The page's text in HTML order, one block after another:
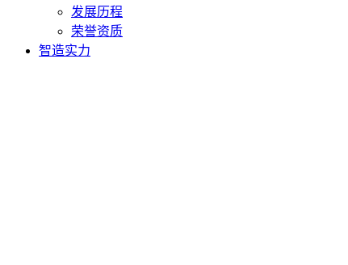
发展历程
荣誉资质
智造实力